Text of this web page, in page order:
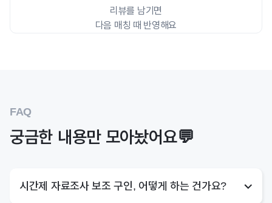
리뷰를 남기면
다음 매칭 때 반영해요
FAQ
궁금한 내용만 모아놨어요💬
시간제 자료조사 보조 구인, 어떻게 하는 건가요?